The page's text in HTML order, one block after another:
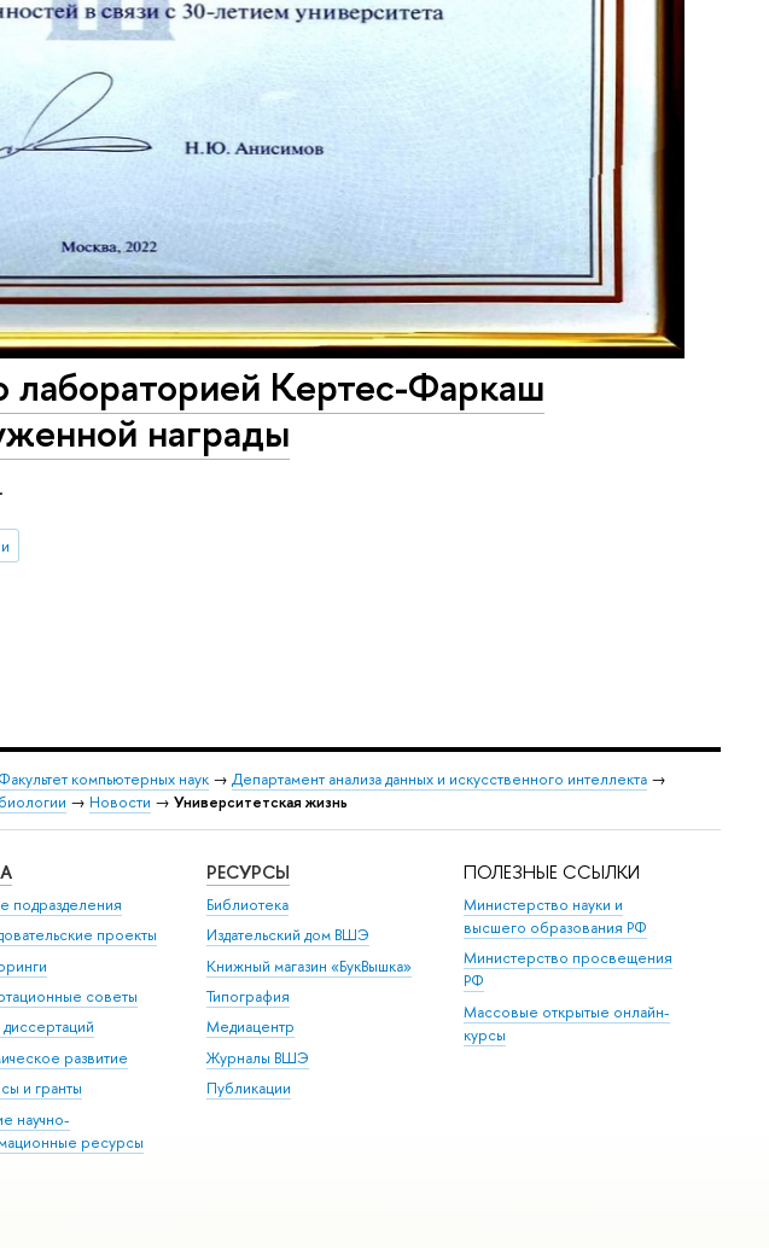
Кертес-Фаркаш
награды
Факультет компьютерных наук → Департамент анализа данных и искусственного интеллекта →
→ Новости → Университетская жизнь
подразделения
проекты
советы
развитие
и гранты
научно-
ресурсы
РЕСУРСЫ
Библиотека
Издательский дом ВШЭ
Книжный магазин «БукВышка»
Типография
Медиацентр
Журналы ВШЭ
Публикации
ПОЛЕЗНЫЕ ССЫЛКИ
Министерство науки и
высшего образования РФ
Министерство просвещения
РФ
Массовые открытые онлайн-
курсы